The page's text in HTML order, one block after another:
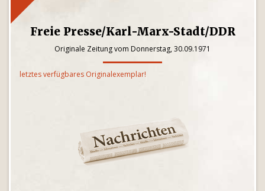
Freie Presse/Karl-Marx-Stadt/DDR
Originale Zeitung vom Donnerstag, 30.09.1971
letztes verfügbares Originalexemplar!